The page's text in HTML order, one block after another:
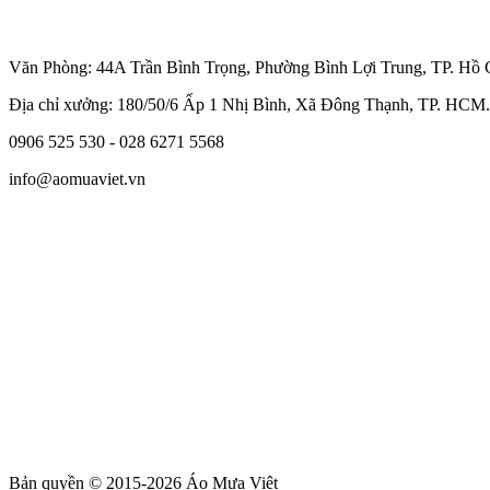
Văn Phòng: 44A Trần Bình Trọng, Phường Bình Lợi Trung, TP. Hồ
Địa chỉ xưởng: 180/50/6 Ấp 1 Nhị Bình, Xã Đông Thạnh, TP. HCM.
0906 525 530 - 028 6271 5568
info@aomuaviet.vn
Bản quyền © 2015-2026 Áo Mưa Việt